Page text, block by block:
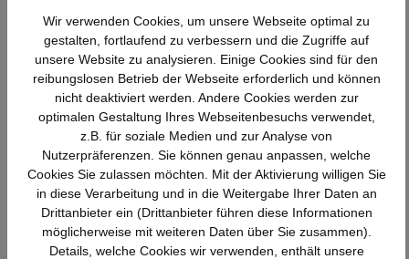
Stahl-Flügeltürenschrank Serie 950
428,40 €* Details
Wir verwenden Cookies, um unsere Webseite optimal zu
gestalten, fortlaufend zu verbessern und die Zugriffe auf
unsere Website zu analysieren. Einige Cookies sind für den
reibungslosen Betrieb der Webseite erforderlich und können
nicht deaktiviert werden. Andere Cookies werden zur
optimalen Gestaltung Ihres Webseitenbesuchs verwendet,
z.B. für soziale Medien und zur Analyse von
Nutzerpräferenzen. Sie können genau anpassen, welche
Cookies Sie zulassen möchten. Mit der Aktivierung willigen Sie
in diese Verarbeitung und in die Weitergabe Ihrer Daten an
Drittanbieter ein (Drittanbieter führen diese Informationen
möglicherweise mit weiteren Daten über Sie zusammen).
Details, welche Cookies wir verwenden, enthält unsere